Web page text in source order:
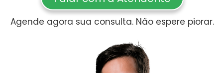
Agende agora sua consulta. Não espere piorar.